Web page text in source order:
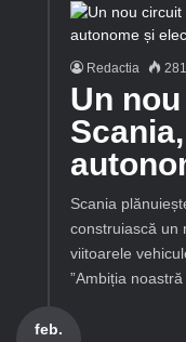
Redactia 281
Un
Scania
construiască un
viitoarele
”Ambiția
feb.